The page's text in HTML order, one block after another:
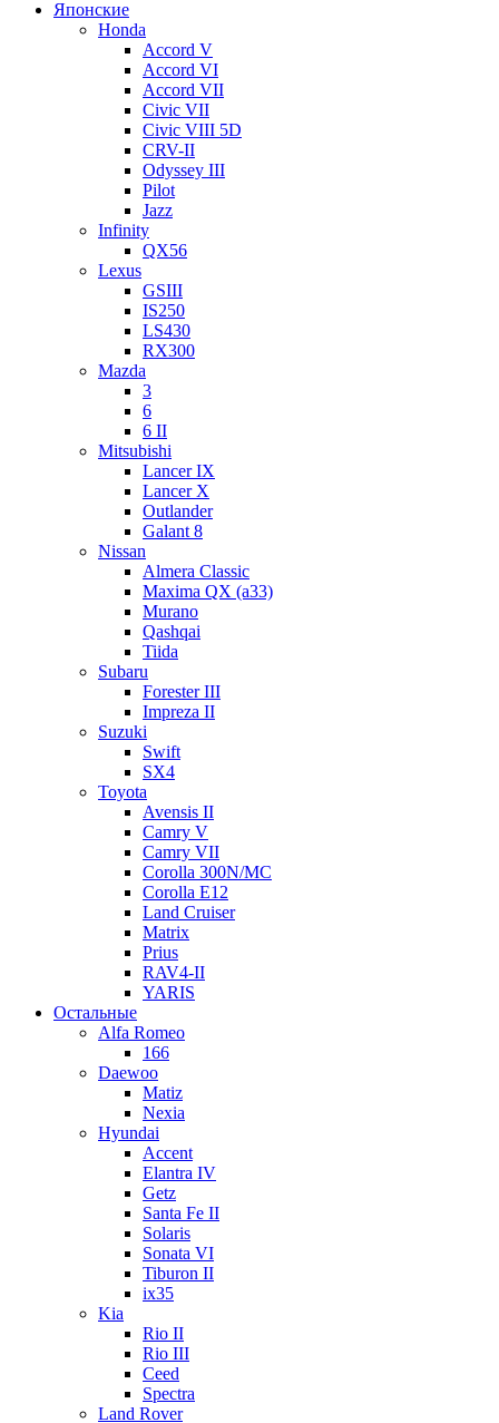
Японские
Honda
Accord V
Accord VI
Accord VII
Civic VII
Civic VIII 5D
CRV-II
Odyssey III
Pilot
Jazz
Infinity
QX56
Lexus
GSIII
IS250
LS430
RX300
Mazda
3
6
6 II
Mitsubishi
Lancer IX
Lancer X
Outlander
Galant 8
Nissan
Almera Classic
Maxima QX (a33)
Murano
Qashqai
Tiida
Subaru
Forester III
Impreza II
Suzuki
Swift
SX4
Toyota
Avensis II
Camry V
Camry VII
Corolla 300N/MC
Corolla E12
Land Cruiser
Matrix
Prius
RAV4-II
YARIS
Остальные
Alfa Romeo
166
Daewoo
Matiz
Nexia
Hyundai
Accent
Elantra IV
Getz
Santa Fe II
Solaris
Sonata VI
Tiburon II
ix35
Kia
Rio II
Rio III
Ceed
Spectra
Land Rover